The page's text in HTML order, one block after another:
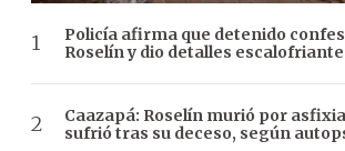
Policía afirma que detenido
Roselín y dio detalles
Caazapá: Roselín murió por
sufrió tras su deceso, según